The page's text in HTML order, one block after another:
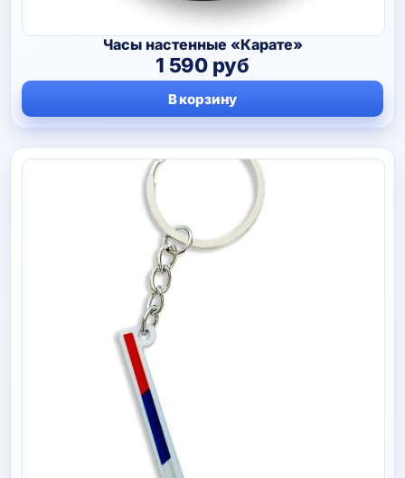
Часы настенные «Карате»
1 590 руб
В корзину